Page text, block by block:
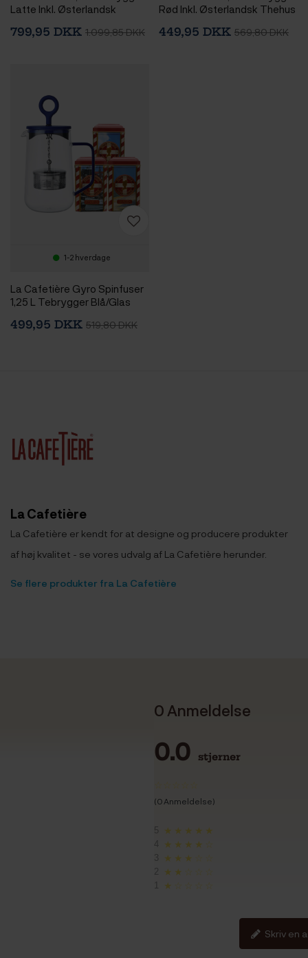
Latte Inkl. Østerlandsk
799,95 DKK 1.099,85 DKK
Rød Inkl. Østerlandsk Thehus
449,95 DKK 569,80 DKK
1-2 hverdage
La Cafetière Gyro Spinfuser
1,25 L Tebrygger Blå/Glas
Pyramidetebreve 3 x 12 stk
499,95 DKK 519,80 DKK
La Cafetière
La Cafetière er kendt for at designe og producere produkter
af høj kvalitet - se vores udvalg af La Cafetière herunder.
Se flere produkter fra La Cafetière
0 Anmeldelse
0.0 stjerner
(0 Anmeldelse)
5 ★★★★★
★★★★☆
3 ★★★☆☆
2 ★★☆☆☆
1 ★☆☆☆☆
Skriv en